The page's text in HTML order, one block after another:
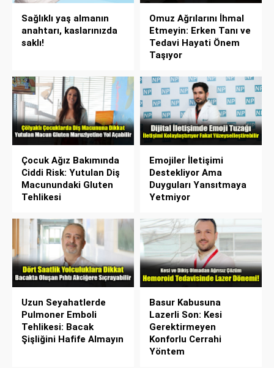
Sağlıklı yaş almanın
anahtarı, kaslarınızda
saklı!
Omuz Ağrılarını İhmal
Etmeyin: Erken Tanı ve
Tedavi Hayati Önem
Taşıyor
Çocuk Ağız Bakımında
Ciddi Risk: Yutulan Diş
Macunundaki Gluten
Tehlikesi
Emojiler İletişimi
Destekliyor Ama
Duyguları Yansıtmaya
Yetmiyor
Uzun Seyahatlerde
Pulmoner Emboli
Tehlikesi: Bacak
Şişliğini Hafife Almayın
Basur Kabusuna
Lazerli Son: Kesi
Gerektirmeyen
Konforlu Cerrahi
Yöntem